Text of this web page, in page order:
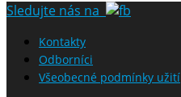
Sledujte nás na
Kontakty
Odborníci
Všeobecné podmínky užití